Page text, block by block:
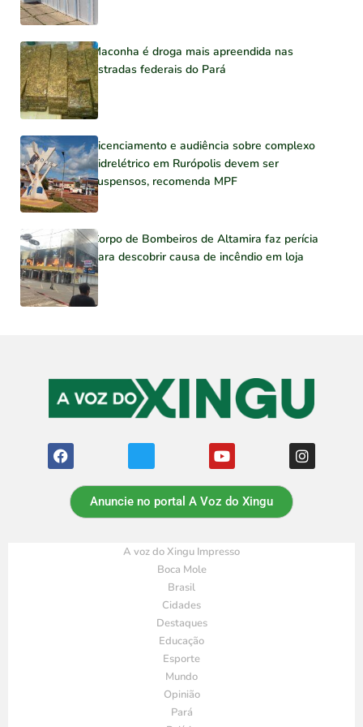
Maconha é droga mais apreendida nas
estradas federais do Pará
Licenciamento e audiência sobre complexo
hidrelétrico em Rurópolis devem ser
suspensos, recomenda MPF
Corpo de Bombeiros de Altamira faz perícia
para descobrir causa de incêndio em loja
Anuncie no portal A Voz do Xingu
A voz do Xingu Impresso
Boca Mole
Brasil
Cidades
Destaques
Educação
Esporte
Mundo
Opinião
Pará